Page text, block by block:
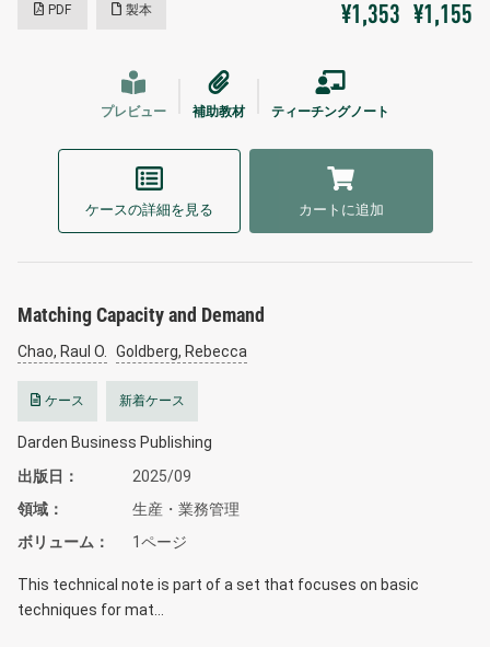
PDF 製本 ¥1,353 ¥1,155
プレビュー 補助教材 ティーチングノート
ケースの詳細を見る カートに追加
Matching Capacity and Demand
Chao, Raul O. Goldberg, Rebecca
ケース 新着ケース
Darden Business Publishing
出版日
2025/09
領域
生産・業務管理
ボリューム
1ページ
This technical note is part of a set that focuses on basic
techniques for mat…